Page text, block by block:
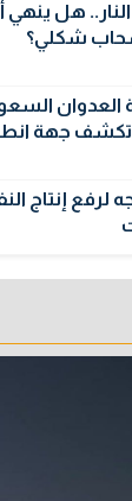
هل ينهي
شكلي؟
جهة
لرفع إنتاج
اضطرابات
ارتفاع